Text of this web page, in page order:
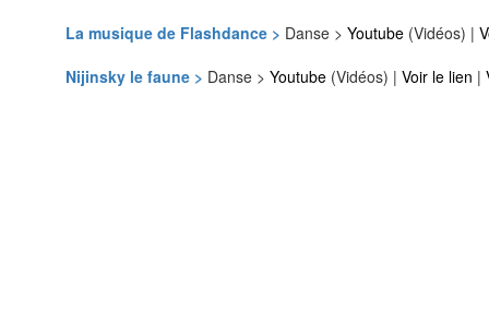
La musique de Flashdance > Danse > Youtube (Vidéos) |
Nijinsky le faune > Danse > Youtube (Vidéos) | Voir le lien |